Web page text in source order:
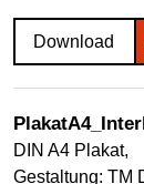
Download
DIN A4 Plakat,
Gestaltung: TM